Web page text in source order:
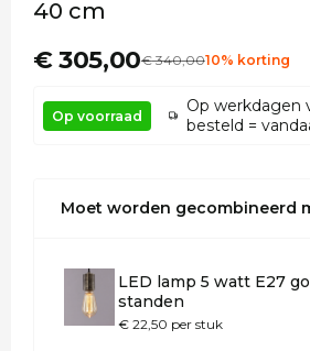
40 cm
€ 305,00€340,0010% korting
Op voorraad
Op werkdagen
besteld =
Moet worden gecombineerd
LED lamp 5 watt E27
standen
€ 22,50 per stuk